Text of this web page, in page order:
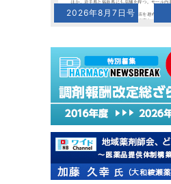
2026年8月7日号